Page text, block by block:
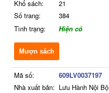
Khổ sách:
21
Số trang:
384
Tình trạng:
Hiện có
Mượn sách
Mã số:
609LV0037197
Nhà xuất bản: Lưu Hành Nội Bộ